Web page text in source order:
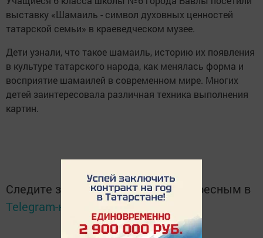
выставку «Шамаиль - символ духовных ценностей
татарской семьи» в краеведческом музее.
Дети узнали, что такое шамаиль, историю их появления
в культуре татарского народа, как менялась форма и
восприятие шамаилей в современном мире. Многих
детей заинтересовала различная техника выполнения
картин.
Следите за самым важным и интересным в
Telegram-канале
Татмедиа